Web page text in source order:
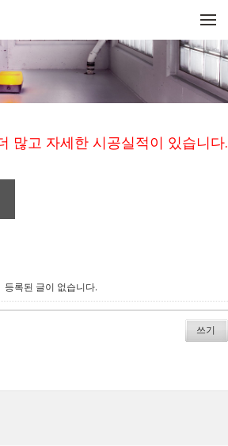
많고 자세한 시공실적이 있습니다.
등록된 글이 없습니다.
쓰기